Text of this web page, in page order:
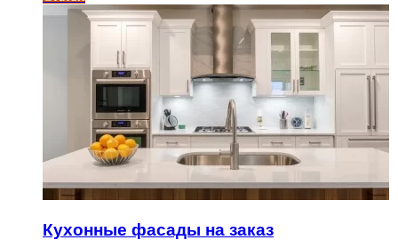
Кухонные фасады на заказ